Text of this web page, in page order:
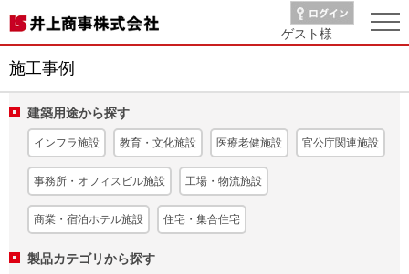
ゲスト様
施工事例
建築用途から探す
インフラ施設 教育・文化施設 医療老健施設 官公庁関連施設
事務所・オフィスビル施設 工場・物流施設
商業・宿泊ホテル施設 住宅・集合住宅
製品カテゴリから探す